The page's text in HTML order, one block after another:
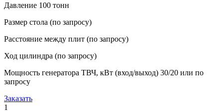
Давление 100 тонн
Размер стола (по запросу)
Расстояние между плит (по запросу)
Ход цилиндра (по запросу)
Мощность генератора ТВЧ, кВт (вход/выход) 30/20 или по
запросу
Заказать
1